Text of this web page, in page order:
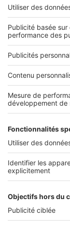
Découvrez nos
Services pro
Accès client
Informations
Politique Générale